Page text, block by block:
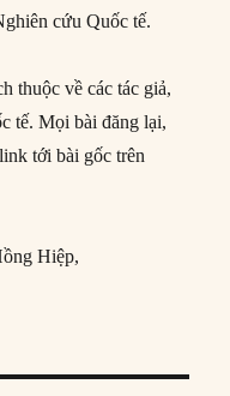
cứu Quốc tế.
thuộc về các tác giả,
tế. Mọi bài đăng lại,
tới bài gốc trên
Hiệp,